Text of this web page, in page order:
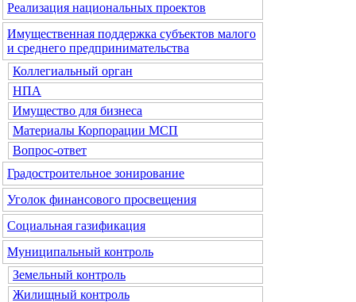
Реализация национальных проектов
Имущественная поддержка субъектов малого
и среднего предпринимательства
Коллегиальный орган
НПА
Имущество для бизнеса
Материалы Корпорации МСП
Вопрос-ответ
Градостроительное зонирование
Уголок финансового просвещения
Социальная газификация
Муниципальный контроль
Земельный контроль
Жилищный контроль